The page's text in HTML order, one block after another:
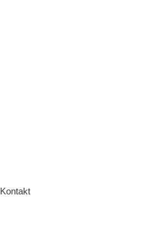
Kontakt